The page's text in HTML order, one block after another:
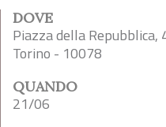
DOVE
Piazza della Repubblica,
Torino - 10078
QUANDO
21/06